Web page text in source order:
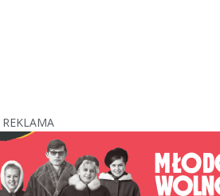
REKLAMA